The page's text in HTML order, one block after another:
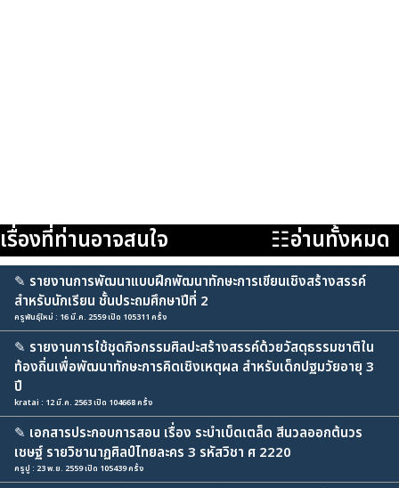
เรื่องที่ท่านอาจสนใจ ☷อ่านทั้งหมด
✎ รายงานการพัฒนาแบบฝึกพัฒนาทักษะการเขียนเชิงสร้างสรรค์
สำหรับนักเรียน ชั้นประถมศึกษาปีที่ 2
ครูพันธุ์ใหม่ : 16 มี.ค. 2559 เปิด 105311 ครั้ง
✎ รายงานการใช้ชุดกิจกรรมศิลปะสร้างสรรค์ด้วยวัสดุธรรมชาติใน
ท้องถิ่นเพื่อพัฒนาทักษะการคิดเชิงเหตุผล สำหรับเด็กปฐมวัยอายุ 3
ปี
kratai : 12 มี.ค. 2563 เปิด 104668 ครั้ง
✎ เอกสารประกอบการสอน เรื่อง ระบำเบ็ดเตล็ด สีนวลออกต้นวร
เชษฐ์ รายวิชานาฏศิลป์ไทยละคร 3 รหัสวิชา ศ 2220
ครูปู : 23 พ.ย. 2559 เปิด 105439 ครั้ง